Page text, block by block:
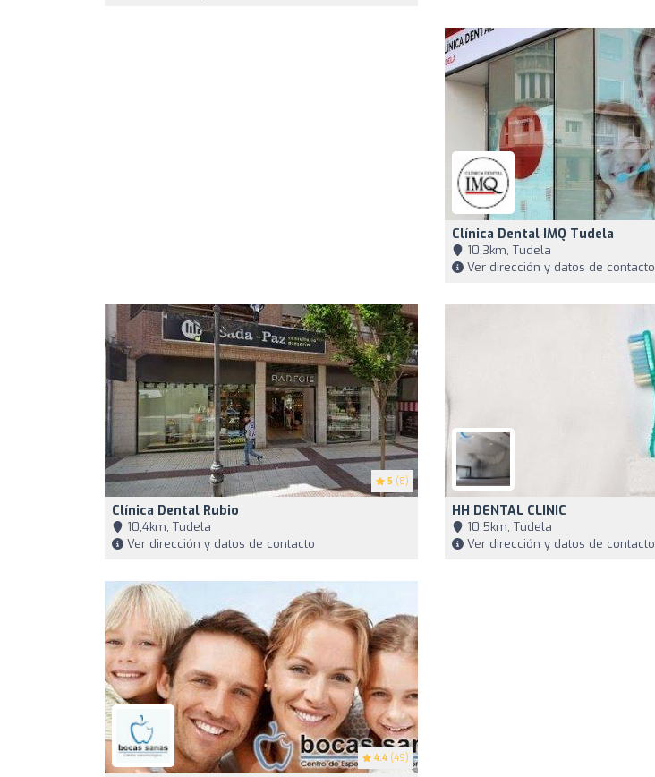
Clínica Dental IMQ Tudela
10,3km, Tudela
Ver dirección y datos de contacto
5 (8)
Clínica Dental Rubio
10,4km, Tudela
Ver dirección y datos de contacto
HH DENTAL CLINIC
10,5km, Tudela
Ver dirección y datos de contacto
4.4 (49)